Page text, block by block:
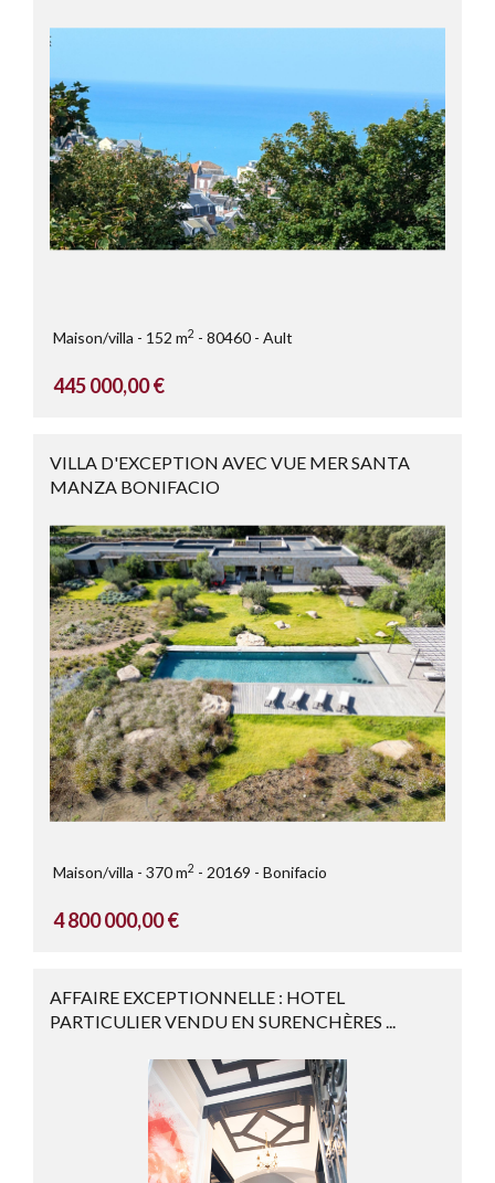
Maison/villa 152 m2 80460 Ault
445 000,00 €
VILLA D'EXCEPTION AVEC VUE MER SANTA
MANZA BONIFACIO
Maison/villa 370 m2 20169 Bonifacio
4 800 000,00 €
AFFAIRE EXCEPTIONNELLE : HOTEL
PARTICULIER VENDU EN SURENCHÈRES ...